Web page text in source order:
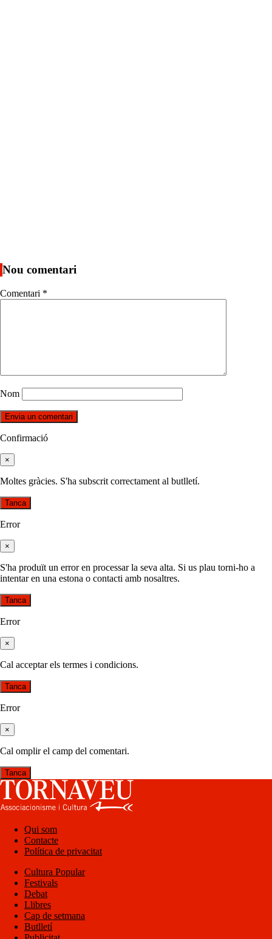
Nou comentari
Comentari *
Nom
Confirmació
×
Moltes gràcies. S'ha subscrit correctament al butlletí.
Tanca
Error
×
S'ha produït un error en processar la seva alta. Si us plau torni-ho a
intentar en una estona o contacti amb nosaltres.
Tanca
Error
×
Cal acceptar els termes i condicions.
Tanca
Error
×
Cal omplir el camp del comentari.
Tanca
Qui som
Contacte
Política de privacitat
Cultura Popular
Festivals
Debat
Llibres
Cap de setmana
Butlletí